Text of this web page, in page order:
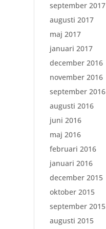
september 2017
augusti 2017
maj 2017
januari 2017
december 2016
november 2016
september 2016
augusti 2016
juni 2016
maj 2016
februari 2016
januari 2016
december 2015
oktober 2015
september 2015
augusti 2015